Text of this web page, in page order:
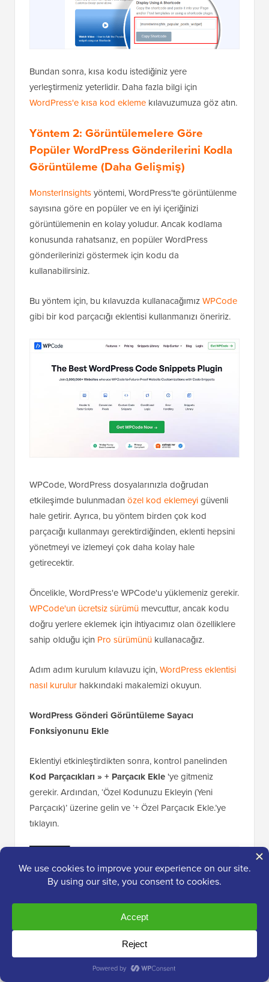
Bundan sonra, kısa kodu istediğiniz yere
yerleştirmeniz yeterlidir. Daha fazla bilgi için
WordPress'e kısa kod ekleme kılavuzumuza göz atın.
Yöntem 2: Görüntülemelere Göre
Popüler WordPress Gönderilerini Kodla
Görüntüleme (Daha Gelişmiş)
MonsterInsightsyöntemi, WordPress'te görüntülenme
sayısına göre en popüler ve en iyi içeriğinizi
görüntülemenin en kolay yoludur. Ancak kodlama
konusunda rahatsanız, en popüler WordPress
gönderilerinizi göstermek için kodu da
kullanabilirsiniz.
Bu yöntem için, bu kılavuzda kullanacağımızWPCode
gibi bir kod parçacığı eklentisi kullanmanızı öneririz.
WPCode, WordPress dosyalarınızla doğrudan
etkileşimde bulunmadan özel kod eklemeyigüvenli
hale getirir. Ayrıca, bu yöntem birden çok kod
parçacığı kullanmayı gerektirdiğinden, eklenti hepsini
yönetmeyi ve izlemeyi çok daha kolay hale
getirecektir.
Öncelikle, WordPress'e WPCode'u yüklemeniz gerekir.
WPCode'un ücretsiz sürümü mevcuttur, ancak kodu
doğru yerlere eklemek için ihtiyacımız olan özelliklere
sahip olduğu için Pro sürümünü kullanacağız.
Adım adım kurulum kılavuzu için,WordPress eklentisi
nasıl kurulur hakkındaki makalemizi okuyun.
WordPress Gönderi Görüntüleme Sayacı
Fonksiyonunu Ekle
Eklentiyi etkinleştirdikten sonra, kontrol panelinden
Kod Parçacıkları » + Parçacık Ekle 'ye gitmeniz
gerekir. Ardından, ‘Özel Kodunuzu Ekleyin (Yeni
Parçacık)’ üzerine gelin ve ‘+ Özel Parçacık Ekle.’ye
tıklayın.
Şimdi, WPCode kod parçacığı düzenleyicisindesiniz.
Herhangi bir kodu eklemeden önce, parçacık için bir